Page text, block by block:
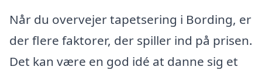
Når du overvejer tapetsering i Bording, er
der flere faktorer, der spiller ind på prisen.
Det kan være en god idé at danne sig et